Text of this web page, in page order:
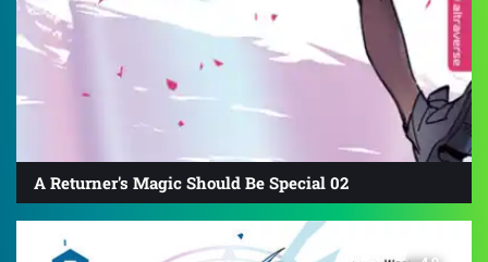
A Returner's Magic Should Be Special 02